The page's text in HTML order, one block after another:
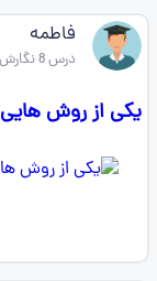
فاطمه
درس 8 نگارش دهم
یکی از روش